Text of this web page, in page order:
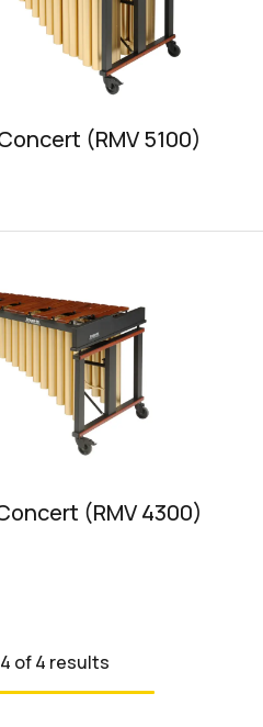
(RMV 5100)
(RMV 4300)
of 4 results